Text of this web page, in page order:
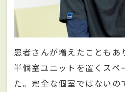
患者さんが増えたこともあ
半個室ユニットを置くスペ
た。完全な個室ではないの